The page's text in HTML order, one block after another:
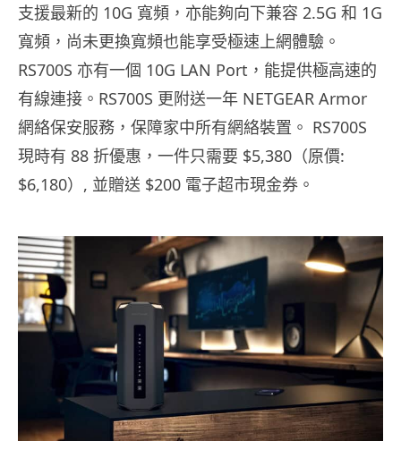
支援最新的 10G 寬頻，亦能夠向下兼容 2.5G 和 1G
寬頻，尚未更換寬頻也能享受極速上網體驗。
RS700S 亦有一個 10G LAN Port，能提供極高速的
有線連接。RS700S 更附送一年 NETGEAR Armor
網絡保安服務，保障家中所有網絡裝置。 RS700S
現時有 88 折優惠，一件只需要 $5,380（原價:
$6,180）, 並贈送 $200 電子超市現金券。